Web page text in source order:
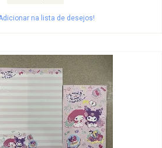
na lista de desejos!